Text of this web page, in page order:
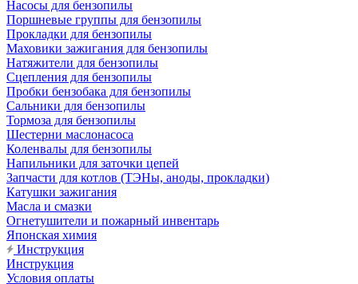
Насосы для бензопилы
Поршневые группы для бензопилы
Прокладки для бензопилы
Маховики зажигания для бензопилы
Натяжители для бензопилы
Сцепления для бензопилы
Пробки бензобака для бензопилы
Сальники для бензопилы
Тормоза для бензопилы
Шестерни маслонасоса
Коленвалы для бензопилы
Напильники для заточки цепей
Запчасти для котлов (ТЭНы, аноды, прокладки)
Катушки зажигания
Масла и смазки
Огнетушители и пожарный инвентарь
Японская химия
Инструкция
Инструкция
Условия оплаты